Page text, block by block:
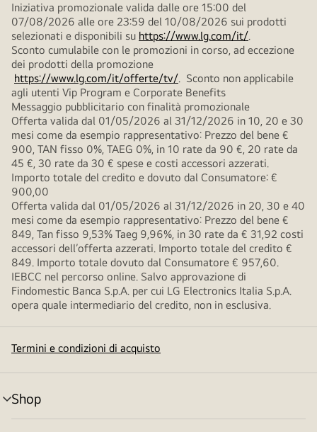
Iniziativa promozionale valida dalle ore 15:00 del
07/08/2026 alle ore 23:59 del 10/08/2026 sui prodotti
selezionati e disponibili su https://www.lg.com/it/.
Sconto cumulabile con le promozioni in corso, ad eccezione
dei prodotti della promozione
https://www.lg.com/it/offerte/tv/. Sconto non applicabile
agli utenti Vip Program e Corporate Benefits
Messaggio pubblicitario con finalità promozionale
Offerta valida dal 01/05/2026 al 31/12/2026 in 10, 20 e 30
mesi come da esempio rappresentativo: Prezzo del bene €
900, TAN fisso 0%, TAEG 0%, in 10 rate da 90 €, 20 rate da
45 €, 30 rate da 30 € spese e costi accessori azzerati.
Importo totale del credito e dovuto dal Consumatore: €
900,00
Offerta valida dal 01/05/2026 al 31/12/2026 in 20, 30 e 40
mesi come da esempio rappresentativo: Prezzo del bene €
849, Tan fisso 9,53% Taeg 9,96%, in 30 rate da € 31,92 costi
accessori dell’offerta azzerati. Importo totale del credito €
849. Importo totale dovuto dal Consumatore € 957,60.
IEBCC nel percorso online. Salvo approvazione di
Findomestic Banca S.p.A. per cui LG Electronics Italia S.p.A.
opera quale intermediario del credito, non in esclusiva.
Termini e condizioni di acquisto
Shop
Attivazione
menu